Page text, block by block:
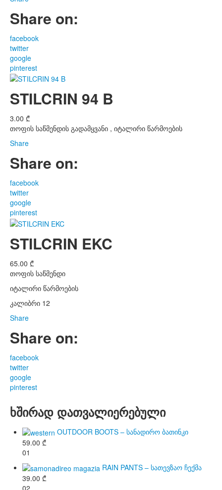
Share on:
facebook
twitter
google
pinterest
STILCRIN 94 B
3.00 ₾
თოფის საწმენდის გადამყვანი , იტალირი წარმოების
Share
Share on:
facebook
twitter
google
pinterest
STILCRIN EKC
65.00 ₾
თოფის საწმენდი
იტალირი წარმოების
კალიბრი 12
Share
Share on:
facebook
twitter
google
pinterest
ხშირად დათვალიერებული
OUTDOOR BOOTS – სანადირო ბათინკი
59.00 ₾
01
RAIN PANTS – სათევზაო ჩექმა
39.00 ₾